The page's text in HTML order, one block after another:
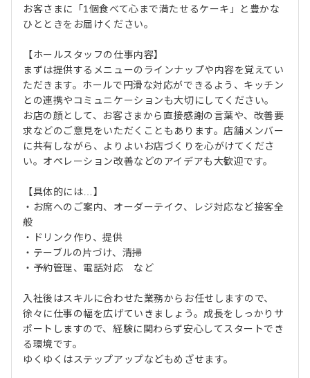
お客さまに「1個食べて心まで満たせるケーキ」と豊かな
ひとときをお届けください。
【ホールスタッフの仕事内容】
まずは提供するメニューのラインナップや内容を覚えてい
ただきます。ホールで円滑な対応ができるよう、キッチン
との連携やコミュニケーションも大切にしてください。
お店の顔として、お客さまから直接感謝の言葉や、改善要
求などのご意見をいただくこともあります。店舗メンバー
に共有しながら、よりよいお店づくりを心がけてくださ
い。オペレーション改善などのアイデアも大歓迎です。
【具体的には…】
・お席へのご案内、オーダーテイク、レジ対応など接客全
般
・ドリンク作り、提供
・テーブルの片づけ、清掃
・予約管理、電話対応 など
入社後はスキルに合わせた業務からお任せしますので、
徐々に仕事の幅を広げていきましょう。成長をしっかりサ
ポートしますので、経験に関わらず安心してスタートでき
る環境です。
ゆくゆくはステップアップなどもめざせます。